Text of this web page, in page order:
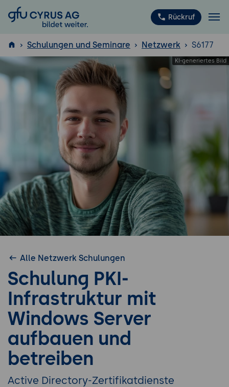
GFU Cyrus AG Rückruf
ISTQB
Schulungen und Seminare Netzwerk S6177
Alle Netzwerk Schulungen
Schulung PKI-
Infrastruktur mit
Windows Server
aufbauen und
betreiben
Active Directory-Zertifikatdienste